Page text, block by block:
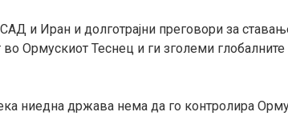
и Иран и долготрајни преговори за
Ормускиот Теснец и ги зголеми
ниедна држава нема да го контролира